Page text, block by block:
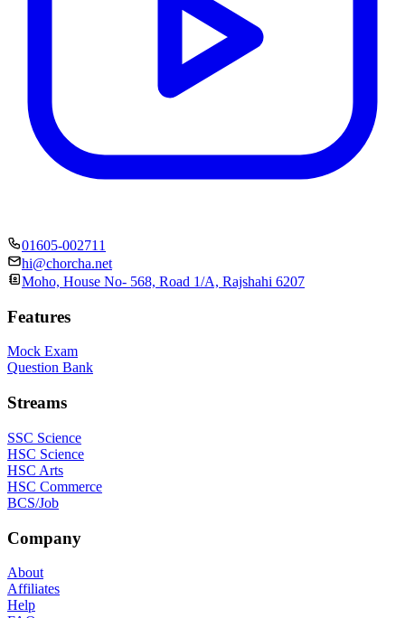
01605-002711
hi@chorcha.net
Moho, House No- 568, Road 1/A, Rajshahi 6207
Features
Mock Exam
Question Bank
Streams
SSC Science
HSC Science
HSC Arts
HSC Commerce
BCS/Job
Company
About
Affiliates
Help